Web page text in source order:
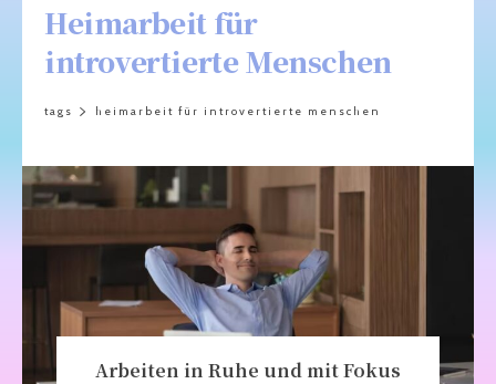
Heimarbeit für
introvertierte Menschen
tags heimarbeit für introvertierte menschen
Arbeiten in Ruhe und mit Fokus